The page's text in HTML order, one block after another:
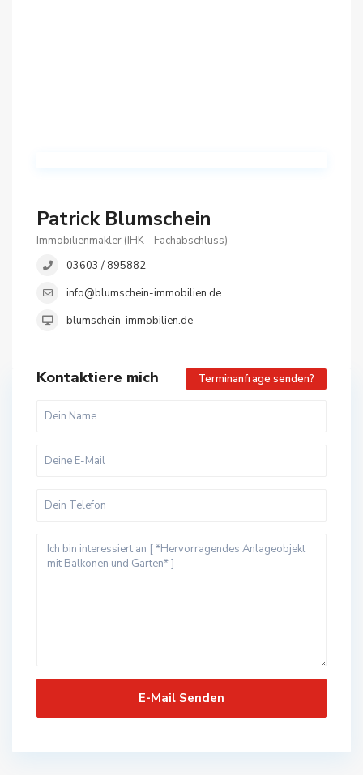
Patrick Blumschein
Immobilienmakler (IHK - Fachabschluss)
03603 / 895882
info@blumschein-immobilien.de
blumschein-immobilien.de
Kontaktiere mich Terminanfrage senden?
B